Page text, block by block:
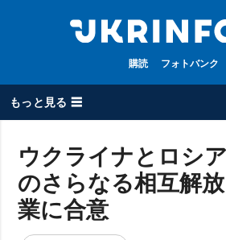
購読 フォトバンク
もっと見る ☰
全てのトピック
戦争
ウクライナとロシ
のさらなる相互解
業に合意